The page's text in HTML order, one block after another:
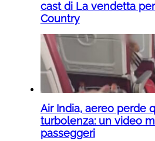
cast di La vendetta
Country
Air India, aereo perde
turbolenza: un video
passeggeri